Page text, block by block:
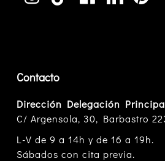
Contacto
Dirección Delegación
C/ Argensola, 30, Barbastro
L-V de 9 a 14h y de 16 a 19h.
Sábados con cita previa.